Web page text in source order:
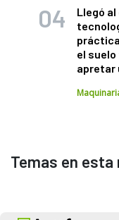
Llegó
el
apretar
Temas en esta